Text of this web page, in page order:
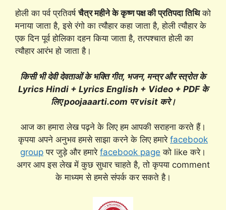
होली का पर्व प्रतिवर्षचैत्र महीने के कृष्ण पक्ष की प्रतिपदा तिथिको
मनाया जाता है, इसे रंगो का त्यौहार कहा जाता है, होली त्यौहार के
एक दिन पूर्व होलिका दहन किया जाता है, तत्पश्चात होली का
त्यौहार आरंभ हो जाता है।
किसी भी देवी देवताओं के भक्ति गीत, भजन, मन्त्र और स्त्रोत के
Lyrics Hindi + Lyrics English + Video + PDF के
लिए poojaaarti.com पर visit करे।
आज का हमारा लेख पढ़ने के लिए हम आपकी सराहना करते हैं।
कृपया अपने अनुभव हमसे साझा करने के लिए हमारे facebook
group पर जुड़े और हमारे facebook page को like करे।
अगर आप इस लेख में कुछ सुधार चाहते है, तो कृपया comment
के माध्यम से हमसे संपर्क कर सकते है।